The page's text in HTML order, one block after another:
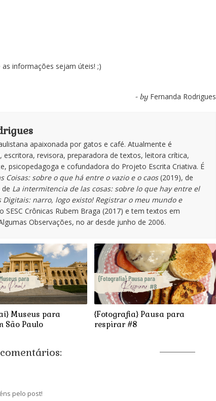
informações sejam úteis! ;)
- by Fernanda Rodrigues
apaixonada por gatos e café. Atualmente é
escritora, revisora, preparadora de textos, leitora crítica,
psicopedagoga e cofundadora do Projeto Escrita Criativa. É
Coisas: sobre o que há entre o vazio e o caos(2019), de
La intermitencia de las cosas: sobre lo que hay entre el
Digitais: narro, logo existo! Registrar o meu mundo e
SESC Crônicas Rubem Braga (2017) e tem textos em
Observações, no ar desde junho de 2006.
Museus para
São Paulo
{Fotografia} Pausa para
respirar #8
pelo post!